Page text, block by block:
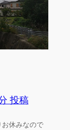
投稿
休みなので